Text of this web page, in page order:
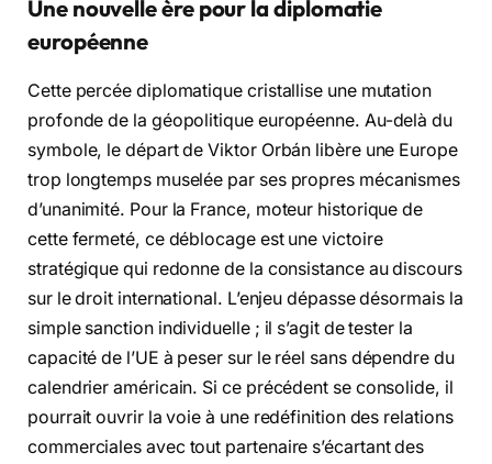
Une nouvelle ère pour la diplomatie
européenne
Cette percée diplomatique cristallise une mutation
profonde de la géopolitique européenne. Au-delà du
symbole, le départ de Viktor Orbán libère une Europe
trop longtemps muselée par ses propres mécanismes
d’unanimité. Pour la France, moteur historique de
cette fermeté, ce déblocage est une victoire
stratégique qui redonne de la consistance au discours
sur le droit international. L’enjeu dépasse désormais la
simple sanction individuelle ; il s’agit de tester la
capacité de l’UE à peser sur le réel sans dépendre du
calendrier américain. Si ce précédent se consolide, il
pourrait ouvrir la voie à une redéfinition des relations
commerciales avec tout partenaire s’écartant des